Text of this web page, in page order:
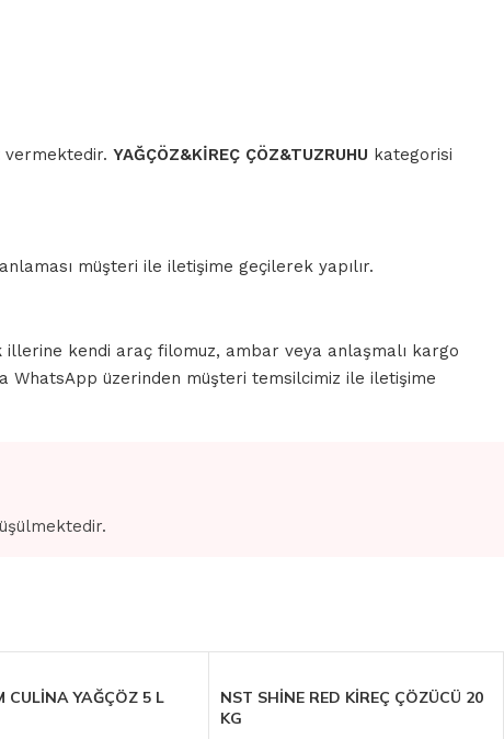
vermektedir. YAĞÇÖZ&KİREÇ ÇÖZ&TUZRUHU kategorisi
müşteri ile iletişime geçilerek yapılır.
illerine kendi araç filomuz, ambar veya anlaşmalı kargo
WhatsApp üzerinden müşteri temsilcimiz ile iletişime
CULİNA YAĞÇÖZ 5 L
NST SHİNE RED KİREÇ ÇÖZÜCÜ 20
KG